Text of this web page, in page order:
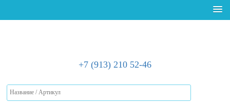
+7 (913) 210 52-46